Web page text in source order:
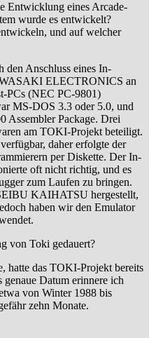
Entwicklung eines Arcade-
wurde es entwickelt?
und auf welcher
den Anschluss eines In-
ELECTRONICS an
PCs (NEC PC-9801)
MS-DOS 3.3 oder 5.0, und
Assembler Package. Drei
am TOKI-Projekt beteiligt.
daher erfolgte der
per Diskette. Der In-
oft nicht richtig, und es
zum Laufen zu bringen.
KAIHATSU hergestellt,
haben wir den Emulator
von Toki gedauert?
hatte das TOKI-Projekt bereits
Datum erinnere ich
von Winter 1988 bis
zehn Monate.